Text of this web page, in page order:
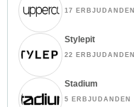
17 ERBJUDANDEN
Stylepit
22 ERBJUDANDEN
Stadium
5 ERBJUDANDEN